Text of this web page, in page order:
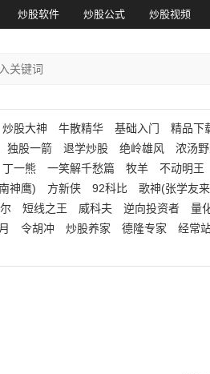
炒股软件 炒股公式 炒股视频
炒股大神 牛散精华 基础入门 精品下
独股一箭 退学炒股 绝岭雄风 浓汤
丁一熊 一笑解千愁篇 牧羊 不动明王
神鹰) 方新侠 92科比 歌神(张学友
短线之王 威科夫 逆向投资者
量
令胡冲 炒股养家 德隆专家 经常